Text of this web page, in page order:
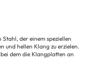
Stahl, der einem speziellen
und hellen Klang zu erzielen.
dem die Klangplatten an